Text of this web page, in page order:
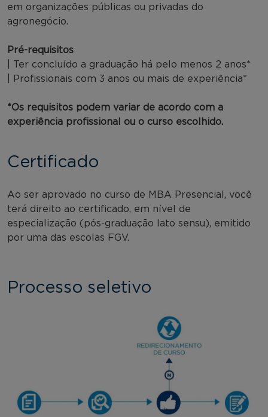
em organizações públicas ou privadas do
agronegócio.
Pré-requisitos
| Ter concluído a graduação há pelo menos 2 anos*
| Profissionais com 3 anos ou mais de experiência*
*Os requisitos podem variar de acordo com a
experiência profissional ou o curso escolhido.
Certificado
Ao ser aprovado no curso de MBA Presencial, você
terá direito ao certificado, em nível de
especialização (pós-graduação lato sensu), emitido
por uma das escolas FGV.
Processo seletivo